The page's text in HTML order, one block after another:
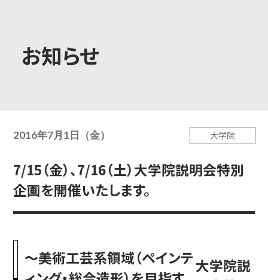
教育・社会連携
学生生活・就職
お知らせ
2016年7月1日（金） 大学院
7/15（金）、7/16（土）大学院説明会特別
企画を開催いたします。
～美術工芸系領域（ペインテ大学院説